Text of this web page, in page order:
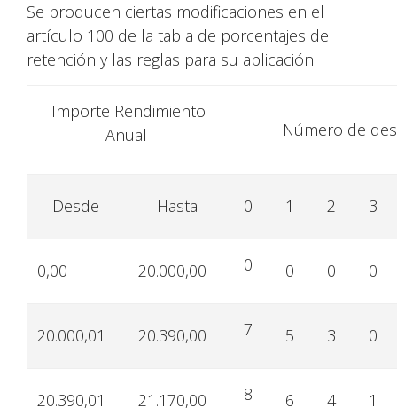
Se producen ciertas modificaciones en el
artículo 100 de la tabla de porcentajes de
retención y las reglas para su aplicación:
Importe Rendimiento
Anual
Número de
Desde Hasta 0 1 2 3
0,00 20.000,00 0 0 0 0
20.000,01 20.390,00 7 5 3 0
20.390,01 21.170,00 8 6 4 1